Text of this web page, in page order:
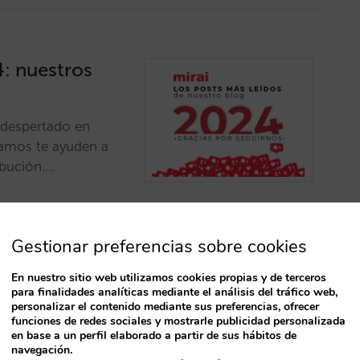
nuestros
en
te ayuden a
hotel
un 47%
Gestionar preferencias sobre cookies
En nuestro sitio web utilizamos cookies propias y de terceros
para finalidades analíticas mediante el análisis del tráfico web,
personalizar el contenido mediante sus preferencias, ofrecer
funciones de redes sociales y mostrarle publicidad personalizada
en base a un perfil elaborado a partir de sus hábitos de
navegación.